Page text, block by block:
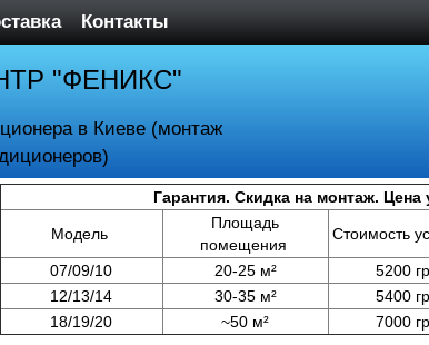
Контакты
"ФЕНИКС"
в Киеве (монтаж
Гарантия. Скидка на монтаж. Цена
Модель
Площадь
помещения
Стоимость
07/09/10
20-25 м² 5200
12/13/14 30-35 м²
5400
18/19/20
~50 м² 7000